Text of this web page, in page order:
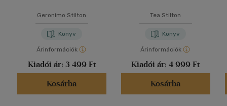
Geronimo Stilton
Könyv
Árinformációk
Kiadói ár: 3 499 Ft
Kosárba
Tea Stilton
Könyv
Árinformációk
Kiadói ár: 4 999 Ft
Kosárba